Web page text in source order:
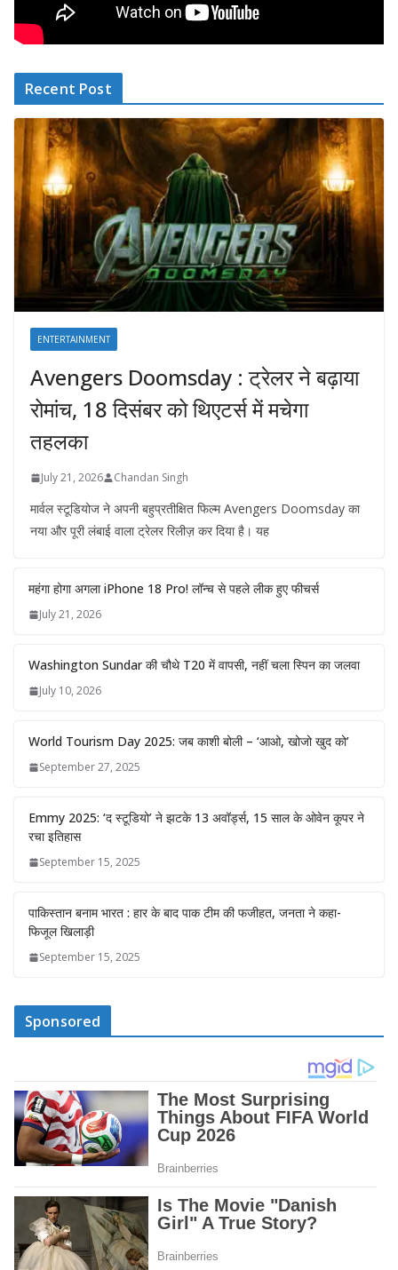
Recent Post
ENTERTAINMENT
Avengers Doomsday : ट्रेलर ने बढ़ाया
रोमांच, 18 दिसंबर को थिएटर्स में मचेगा
तहलका
July 21, 2026 Chandan Singh
मार्वल स्टूडियोज ने अपनी बहुप्रतीक्षित फिल्म Avengers Doomsday का
नया और पूरी लंबाई वाला ट्रेलर रिलीज़ कर दिया है। यह
महंगा होगा अगला iPhone 18 Pro! लॉन्च से पहले लीक हुए फीचर्स
July 21, 2026
Washington Sundar की चौथे T20 में वापसी, नहीं चला स्पिन का जलवा
July 10, 2026
World Tourism Day 2025: जब काशी बोली – ‘आओ, खोजो खुद को’
September 27, 2025
Emmy 2025: ‘द स्टूडियो’ ने झटके 13 अवॉर्ड्स, 15 साल के ओवेन कूपर ने
रचा इतिहास
September 15, 2025
पाकिस्तान बनाम भारत : हार के बाद पाक टीम की फजीहत, जनता ने कहा-
फिजूल खिलाड़ी
September 15, 2025
Sponsored